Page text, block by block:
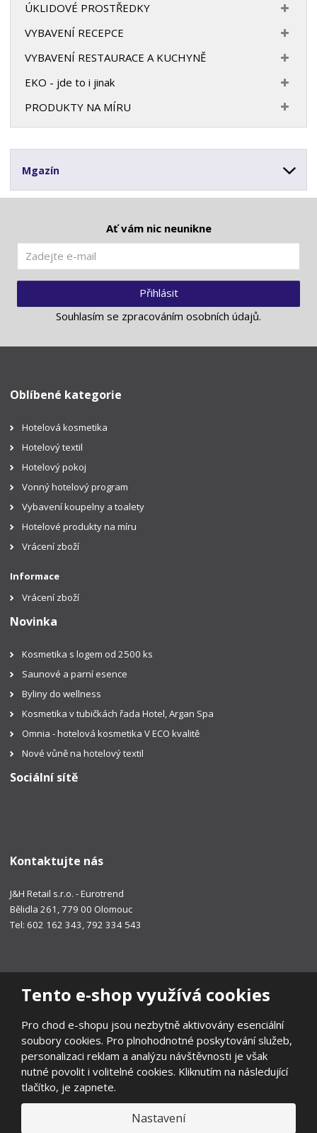
Tento e-shop využívá cookies
Pro chod e-shopu jsou nezbytně aktivovány esenciální
soubory cookies. Pro plnohodnotné poskytování služeb,
personalizaci reklam a analýzu návštěvnosti je však
nutné povolit i volitelné cookies. Kliknutím na následující
tlačítko, je zapnete.
Nastavení
ÚKLIDOVÉ PROSTŘEDKY
VYBAVENÍ RECEPCE
VYBAVENÍ RESTAURACE A KUCHYNĚ
EKO - jde to i jinak
PRODUKTY NA MÍRU
Mgazín
Ať vám nic neunikne
Přihlásit
Souhlasím se zpracováním osobních údajů.
Oblíbené kategorie
Hotelová kosmetika
Hotelový textil
Hotelový pokoj
Vonný hotelový program
Vybavení koupelny a toalety
Hotelové produkty na míru
Vrácení zboží
Informace
Vrácení zboží
Novinka
Kosmetika s logem od 2500 ks
Saunové a parní esence
Byliny do wellness
Kosmetika v tubičkách řada Hotel, Argan Spa
Omnia - hotelová kosmetika V ECO kvalitě
Nové vůně na hotelový textil
Sociální sítě
Kontaktujte nás
J&H Retail s.r.o. - Eurotrend
Bělidla 261, 779 00 Olomouc
Tel: 602 162 343, 792 334 543